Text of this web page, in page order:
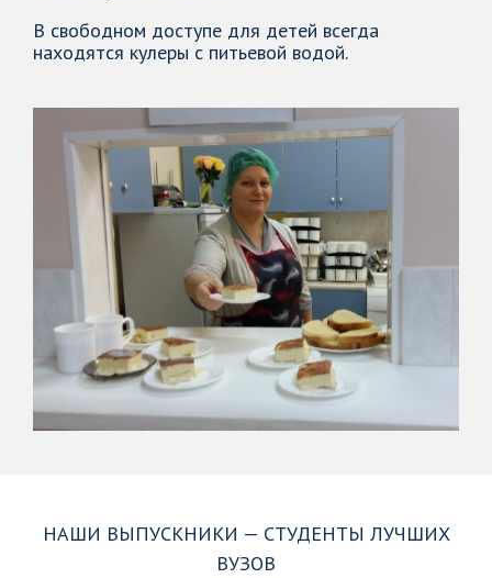
В свободном доступе для детей всегда
находятся кулеры с питьевой водой.
НАШИ ВЫПУСКНИКИ — СТУДЕНТЫ ЛУЧШИХ
ВУЗОВ